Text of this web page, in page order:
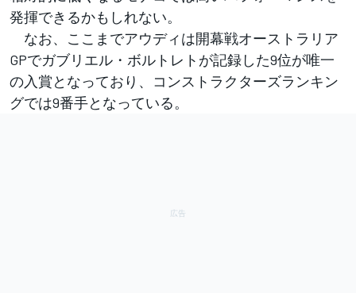
発揮できるかもしれない。
なお、ここまでアウディは開幕戦オーストラリア
GPでガブリエル・ボルトレトが記録した9位が唯一
の入賞となっており、コンストラクターズランキン
グでは9番手となっている。